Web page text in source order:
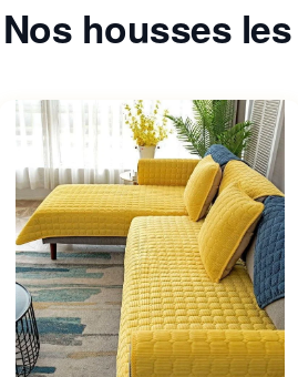
Nos housses